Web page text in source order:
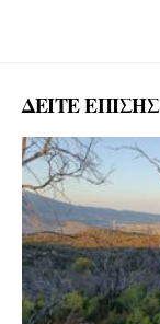
ΔΕΙΤΕ ΕΠΙΣΗΣ